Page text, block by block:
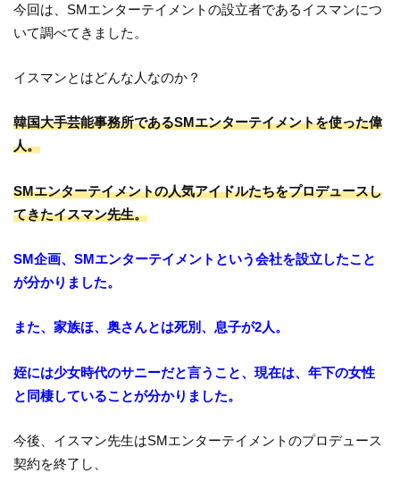
今回は、SMエンターテイメントの設立者であるイスマンにつ
いて調べてきました。
イスマンとはどんな人なのか？
韓国大手芸能事務所であるSMエンターテイメントを使った偉
人。
SMエンターテイメントの人気アイドルたちをプロデュースし
てきたイスマン先生。
SM企画、SMエンターテイメントという会社を設立したこと
が分かりました。
また、家族ほ、奥さんとは死別、息子が2人。
姪には少女時代のサニーだと言うこと、現在は、年下の女性
と同棲していることが分かりました。
今後、イスマン先生はSMエンターテイメントのプロデュース
契約を終了し、